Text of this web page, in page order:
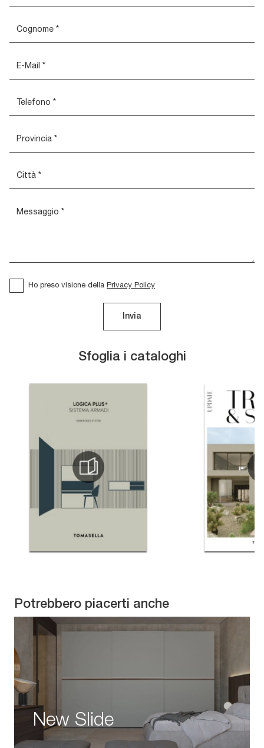
Sfoglia i cataloghi
Ho preso visione della Privacy Policy
Invia
Potrebbero piacerti anche
New Slide